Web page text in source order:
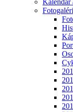
Kalendár